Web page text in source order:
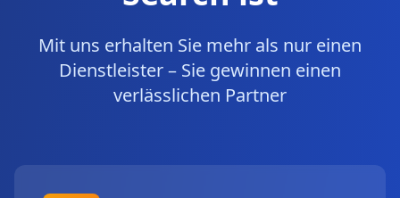
Mit uns erhalten Sie mehr als nur einen
Dienstleister – Sie gewinnen einen
verlässlichen Partner